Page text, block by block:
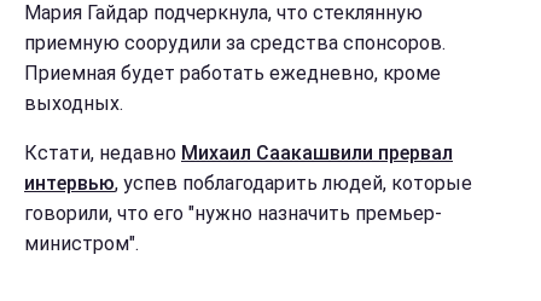
Мария Гайдар подчеркнула, что стеклянную
приемную соорудили за средства спонсоров.
Приемная будет работать ежедневно, кроме
выходных.
Кстати, недавно Михаил Саакашвили прервал
интервью, успев поблагодарить людей, которые
говорили, что его "нужно назначить премьер-
министром".